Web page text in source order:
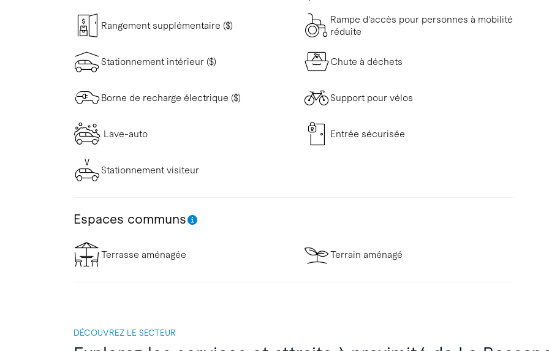
Rangement supplémentaire ($)
Rampe d'accès pour personnes à mobilité
réduite
Stationnement intérieur ($) Chute à déchets
Borne de recharge électrique ($) Support pour vélos
Lave-auto Entrée sécurisée
Stationnement visiteur
Espaces communs
Terrasse aménagée Terrain aménagé
DÉCOUVREZ LE SECTEUR